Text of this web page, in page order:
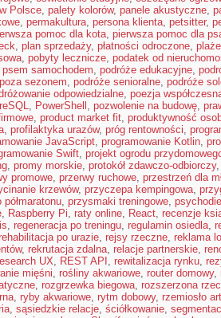
Polsce, palety kolorów, panele akustyczne,
, permakultura, persona klienta, petsitter,
pomoc dla kota, pierwsza pomoc dla
, plan sprzedaży, płatności odroczone,
, pobyty lecznicze, podatek od
samochodem, podróże edukacyjne,
sezonem, podróże senioralne, podróże
odpowiedzialne, poezja
, PowerShell , pozwolenie na budowę,
, product market fit, produktywność
, profilaktyka urazów, próg rentowności,
JavaScript, programowanie Kotlin,
Swift, projekt ogrodu
, promy morskie, protokół zdawczo-odbiorczy,
promowe, przerwy ruchowe, przestrzeń dla
krzewów, przyczepa kempingowa,
, przysmaki treningowe,
, Raspberry Pi, raty online, React, recenzje
, regeneracja po treningu, regulamin osiedla,
po urazie, rejsy rzeczne, reklama
, rekrutacja zdalna, relacje partnerskie,
UX, REST API , rewitalizacja rynku,
mięśni, rośliny akwariowe, router domowy,
, rozgrzewka biegowa, rozszerzona
, ryby akwariowe, rytm dobowy, rzemiosło
, sąsiedzkie relacje, ściółkowanie,